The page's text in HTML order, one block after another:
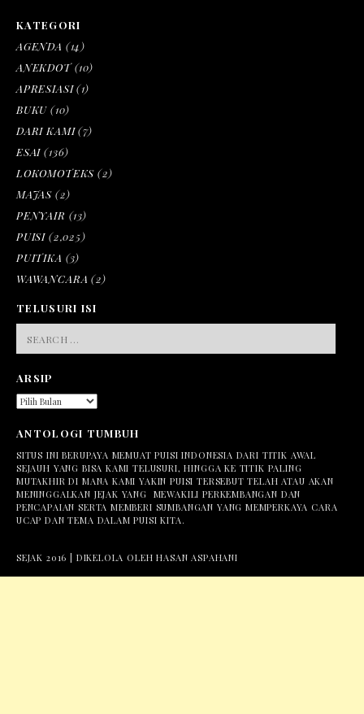
KATEGORI
AGENDA (14)
ANEKDOT(10)
APRESIASI(1)
BUKU (10)
DARI KAMI(7)
ESAI (136)
LOKOMOTEKS (2)
MAJAS (2)
PENYAIR (13)
PUISI (2,025)
PUITIKA (3)
WAWANCARA (2)
TELUSURI ISI
FOR:
ARSIP
ARSIP
ANTOLOGI TUMBUH
SITUS INI BERUPAYA MEMUAT PUISI INDONESIA DARI TITIK AWAL
SEJAUH YANG BISA KAMI TELUSURI, HINGGA KE TITIK PALING
MUTAKHIR DI MANA KAMI YAKIN PUISI TERSEBUT TELAH ATAU AKAN
MENINGGALKAN JEJAK YANG MEWAKILI PERKEMBANGAN DAN
PENCAPAIAN SERTA MEMBERI SUMBANGAN YANG MEMPERKAYA CARA
UCAP DAN TEMA DALAM PUISI KITA.
SEJAK 2016 | DIKELOLA OLEH HASAN ASPAHANI